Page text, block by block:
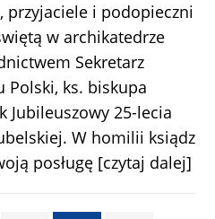
przyjaciele i podopieczni
w archikatedrze
Sekretarz
Polski, ks. biskupa
Jubileuszowy 25-lecia
W homilii ksiądz
posługę [czytaj dalej]